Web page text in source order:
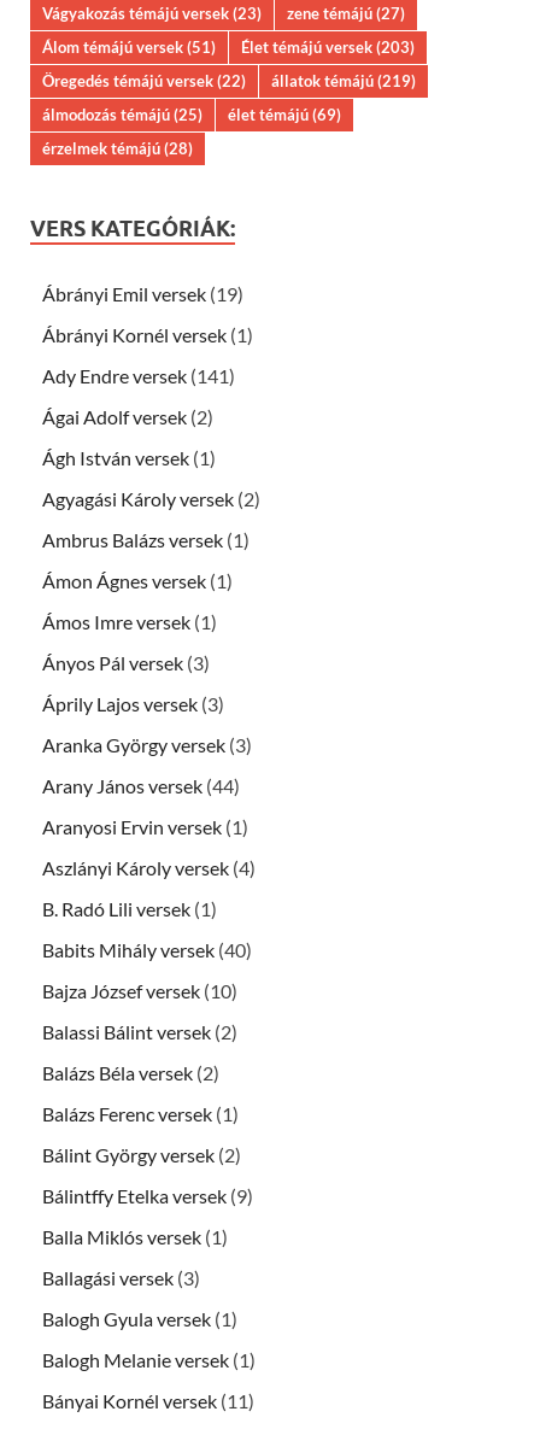
Vágyakozás témájú versek(23) zene témájú(27)
Álom témájú versek(51) Élet témájú versek(203)
Öregedés témájú versek(22) állatok témájú(219)
álmodozás témájú(25) élet témájú(69)
érzelmek témájú(28)
VERS KATEGÓRIÁK:
Ábrányi Emil versek (19)
Ábrányi Kornél versek (1)
Ady Endre versek (141)
Ágai Adolf versek (2)
Ágh István versek (1)
Agyagási Károly versek (2)
Ambrus Balázs versek (1)
Ámon Ágnes versek (1)
Ámos Imre versek (1)
Ányos Pál versek (3)
Áprily Lajos versek (3)
Aranka György versek (3)
Arany János versek (44)
Aranyosi Ervin versek (1)
Aszlányi Károly versek (4)
B. Radó Lili versek (1)
Babits Mihály versek (40)
Bajza József versek (10)
Balassi Bálint versek (2)
Balázs Béla versek (2)
Balázs Ferenc versek (1)
Bálint György versek (2)
Bálintffy Etelka versek (9)
Balla Miklós versek (1)
Ballagási versek (3)
Balogh Gyula versek (1)
Balogh Melanie versek (1)
Bányai Kornél versek (11)